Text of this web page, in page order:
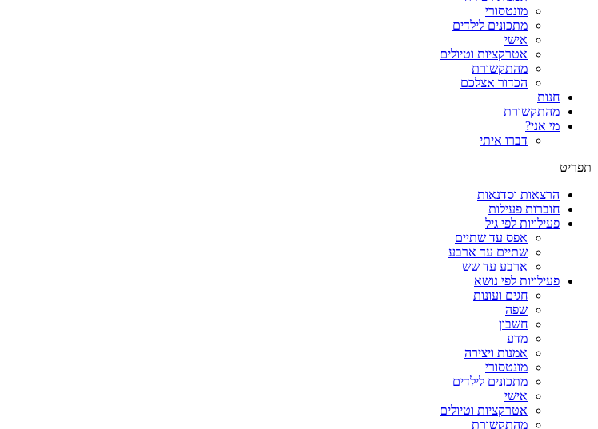
מונטסורי
מתכונים לילדים
אישי
אטרקציות וטיולים
מהתקשורת
הכדור אצלכם
חנות
מהתקשורת
מי אני?
דברו איתי
תפריט
הרצאות וסדנאות
חוברות פעילות
פעילויות לפי גיל
אפס עד שתיים
שתיים עד ארבע
ארבע עד שש
פעילויות לפי נושא
חגים ועונות
שפה
חשבון
מדע
אמנות ויצירה
מונטסורי
מתכונים לילדים
אישי
אטרקציות וטיולים
מהתקשורת